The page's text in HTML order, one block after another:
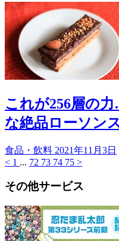
これが256層の
な絶品ローソン
食品・飲料 2021年11月3日
< 1 ... 72 73 74 75 >
その他サービス